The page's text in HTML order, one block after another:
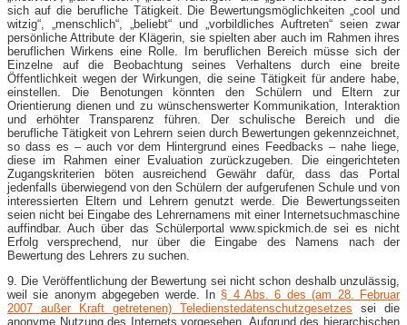
sich auf die berufliche Tätigkeit. Die Bewertungsmöglichkeiten „cool und
witzig“, „menschlich“, „beliebt“ und „vorbildliches Auftreten“ seien zwar
persönliche Attribute der Klägerin, sie spielten aber auch im Rahmen ihres
beruflichen Wirkens eine Rolle. Im beruflichen Bereich müsse sich der
Einzelne auf die Beobachtung seines Verhaltens durch eine breite
Öffentlichkeit wegen der Wirkungen, die seine Tätigkeit für andere habe,
einstellen. Die Benotungen könnten den Schülern und Eltern zur
Orientierung dienen und zu wünschenswerter Kommunikation, Interaktion
und erhöhter Transparenz führen. Der schulische Bereich und die
berufliche Tätigkeit von Lehrern seien durch Bewertungen gekennzeichnet,
so dass es – auch vor dem Hintergrund eines Feedbacks – nahe liege,
diese im Rahmen einer Evaluation zurückzugeben. Die eingerichteten
Zugangskriterien böten ausreichend Gewähr dafür, dass das Portal
jedenfalls überwiegend von den Schülern der aufgerufenen Schule und von
interessierten Eltern und Lehrern genutzt werde. Die Bewertungsseiten
seien nicht bei Eingabe des Lehrernamens mit einer Internetsuchmaschine
auffindbar. Auch über das Schülerportal www.spickmich.de sei es nicht
Erfolg versprechend, nur über die Eingabe des Namens nach der
Bewertung des Lehrers zu suchen.
9. Die Veröffentlichung der Bewertung sei nicht schon deshalb unzulässig,
weil sie anonym abgegeben werde. In § 4 Abs. 6 des (am 28. Februar
2007 außer Kraft getretenen) Teledienstedatenschutzgesetzes sei die
anonyme Nutzung des Internets vorgesehen. Aufgrund des hierarchischen